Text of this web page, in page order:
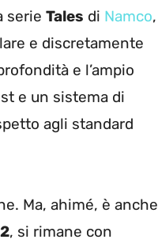
serie Tales di Namco,
e discretamente
e l’ampio
e un sistema di
agli standard
Ma, ahimé, è anche
, si rimane con